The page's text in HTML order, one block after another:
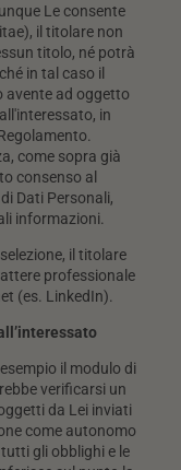
Le consente
il titolare non
titolo, né potrà
in tal caso il
ad oggetto
in
come sopra già
consenso al
Dati Personali,
informazioni.
il titolare
professionale
(es. LinkedIn).
il modulo di
verificarsi un
da Lei inviati
come autonomo
gli obblighi e le